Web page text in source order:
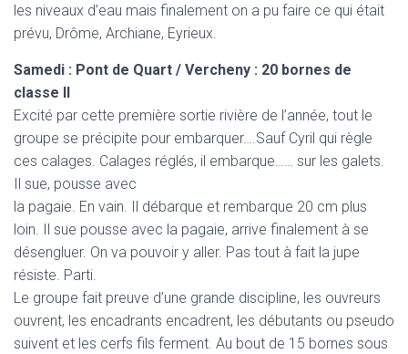
les niveaux d’eau mais finalement on a pu faire ce qui était
prévu, Drôme, Archiane, Eyrieux.
Samedi : Pont de Quart / Vercheny : 20 bornes de
classe II
Excité par cette première sortie rivière de l’année, tout le
groupe se précipite pour embarquer….Sauf Cyril qui règle
ces calages. Calages réglés, il embarque…… sur les galets.
Il sue, pousse avec
la pagaie. En vain. Il débarque et rembarque 20 cm plus
loin. Il sue pousse avec la pagaie, arrive finalement à se
désengluer. On va pouvoir y aller. Pas tout à fait la jupe
résiste. Parti.
Le groupe fait preuve d’une grande discipline, les ouvreurs
ouvrent, les encadrants encadrent, les débutants ou pseudo
suivent et les cerfs fils ferment. Au bout de 15 bornes sous